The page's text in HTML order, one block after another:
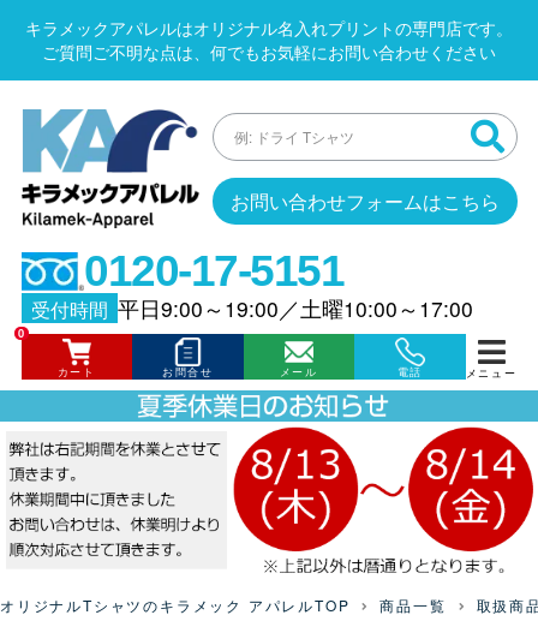
キラメックアパレルはオリジナル名入れプリントの専門店です。
ご質問ご不明な点は、何でもお気軽にお問い合わせください
お問い合わせフォームはこちら
0120-17-5151
受付時間 平日9:00～19:00／土曜10:00～17:00
カート
0
お問合せ メール 電話 メニュー
オリジナルTシャツのキラメック アパレルTOP 商品一覧
取扱商